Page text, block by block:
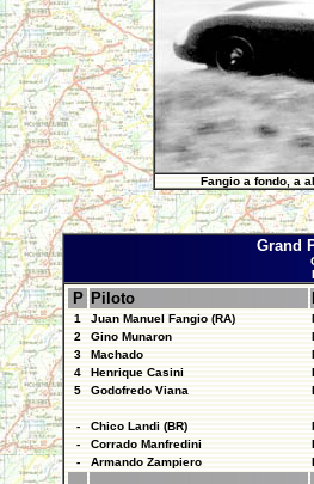
Fangio a fondo, a
Grand
P Piloto
1 Juan Manuel Fangio (RA)
2
Gino Munaron
3
Machado
4
Henrique Casini
5
Godofredo Viana
- Chico Landi (BR)
-
Corrado Manfredini
-
Armando Zampiero